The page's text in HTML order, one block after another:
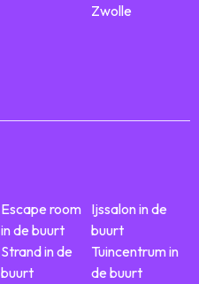
Zwolle
Escape room
in de buurt
Strand in de
buurt
Ijssalon in de
buurt
Tuincentrum in
de buurt